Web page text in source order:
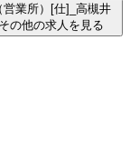
営業所）[仕]_高槻井
の他の求人を見る